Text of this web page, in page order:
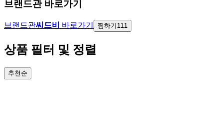
브랜드관 바로가기
브랜드관씨드비 바로가기 찜하기 111
상품 필터 및 정렬
추천순